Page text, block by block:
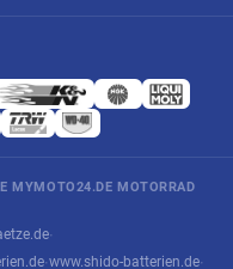
MYMOTO24.DE MOTORRAD
·
·www.shido-batterien.de·